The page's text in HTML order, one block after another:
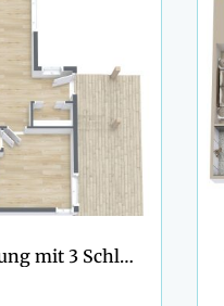
Grundriss für eine Wohnung mit 3 Schlafzimmern und großer Küche